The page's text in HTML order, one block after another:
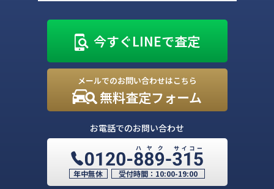
今すぐLINEで査定
メールでのお問い合わせはこちら
無料査定フォーム
お電話でのお問い合わせ
年中無休 受付時間： 10:00-19:00